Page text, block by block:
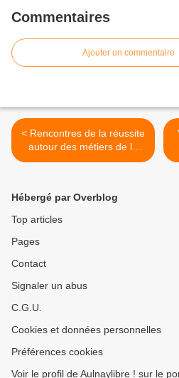
Commentaires
Ajouter un commentaire
< Rencontres de la réussite
autour des métiers de la
photo et de la vidéo le 15
Hébergé par Overblog
Top articles
Pages
Contact
Signaler un abus
C.G.U.
Cookies et données personnelles
Préférences cookies
Voir le profil de Aulnaylibre ! sur le